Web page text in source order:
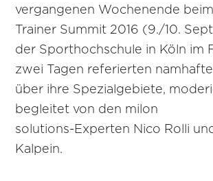
vergangenen Wochenende
Trainer Summit 2016 (9./10.
der Sporthochschule in Köln im
zwei Tagen referierten
über ihre Spezialgebiete,
begleitet von den milon
solutions-Experten Nico Rolli
Kalpein.